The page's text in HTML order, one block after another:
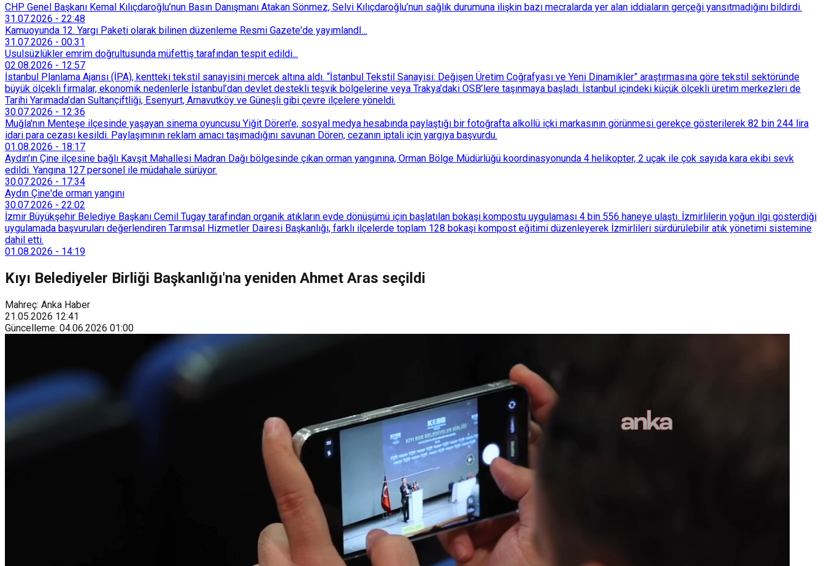
CHP Genel Başkanı Kemal Kılıçdaroğlu’nun Basın Danışmanı Atakan Sönmez, Selvi Kılıçdaroğlu’nun sağlık durumuna ilişkin bazı mecralarda yer alan iddiaların gerçeği yansıtmadığını bildirdi.
31.07.2026 - 22:48
Kamuoyunda 12. Yargı Paketi olarak bilinen düzenleme Resmi Gazete'de yayımlandI...
31.07.2026 - 00:31
Usulsüzlükler emrim doğrultusunda müfettiş tarafından tespit edildi...
02.08.2026 - 12:57
İstanbul Planlama Ajansı (İPA), kentteki tekstil sanayisini mercek altına aldı. “İstanbul Tekstil Sanayisi: Değişen Üretim Coğrafyası ve Yeni Dinamikler” araştırmasına göre tekstil sektöründe
büyük ölçekli firmalar, ekonomik nedenlerle İstanbul’dan devlet destekli teşvik bölgelerine veya Trakya’daki OSB’lere taşınmaya başladı. İstanbul içindeki küçük ölçekli üretim merkezleri de
Tarihi Yarımada’dan Sultançiftliği, Esenyurt, Arnavutköy ve Güneşli gibi çevre ilçelere yöneldi.
30.07.2026 - 12:36
Muğla'nın Menteşe ilçesinde yaşayan sinema oyuncusu Yiğit Dören'e, sosyal medya hesabında paylaştığı bir fotoğrafta alkollü içki markasının görünmesi gerekçe gösterilerek 82 bin 244 lira
idari para cezası kesildi. Paylaşımının reklam amacı taşımadığını savunan Dören, cezanın iptali için yargıya başvurdu.
01.08.2026 - 18:17
Aydın'ın Çine ilçesine bağlı Kavşit Mahallesi Madran Dağı bölgesinde çıkan orman yangınına, Orman Bölge Müdürlüğü koordinasyonunda 4 helikopter, 2 uçak ile çok sayıda kara ekibi sevk
edildi. Yangına 127 personel ile müdahale sürüyor.
30.07.2026 - 17:34
Aydın Çine'de orman yangını
30.07.2026 - 22:02
İzmir Büyükşehir Belediye Başkanı Cemil Tugay tarafından organik atıkların evde dönüşümü için başlatılan bokaşi kompostu uygulaması 4 bin 556 haneye ulaştı. İzmirlilerin yoğun ilgi gösterdiği
uygulamada başvuruları değerlendiren Tarımsal Hizmetler Dairesi Başkanlığı, farklı ilçelerde toplam 128 bokaşi kompost eğitimi düzenleyerek İzmirlileri sürdürülebilir atık yönetimi sistemine
dahil etti.
01.08.2026 - 14:19
Kıyı Belediyeler Birliği Başkanlığı'na yeniden Ahmet Aras seçildi
Mahreç: Anka Haber
21.05.2026 12:41
Güncelleme: 04.06.2026 01:00